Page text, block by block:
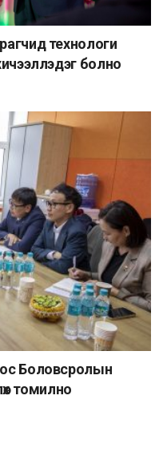
технологи
болно
Боловсролын
томилно